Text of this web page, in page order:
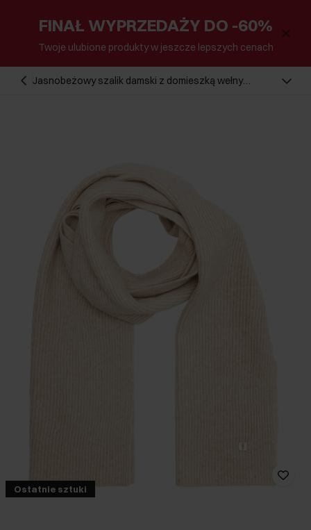
FINAŁ WYPRZEDAŻY DO -60%
Twoje ulubione produkty w jeszcze lepszych cenach
Jasnobeżowy szalik damski z domieszką wełny
Ostatnie sztuki